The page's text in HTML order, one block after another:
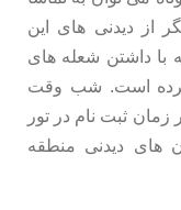
از دیدنی های این
داشتن شعله های
کرده است. شب وقت
زمان ثبت نام در تور
های دیدنی منطقه